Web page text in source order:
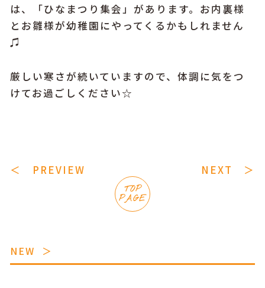
は、「ひなまつり集会」があります。お内裏様
とお雛様が幼稚園にやってくるかもしれません
♫
厳しい寒さが続いていますので、体調に気をつ
けてお過ごしください☆
＜ PREVIEW
TOP
PAGE
NEXT ＞
NEW